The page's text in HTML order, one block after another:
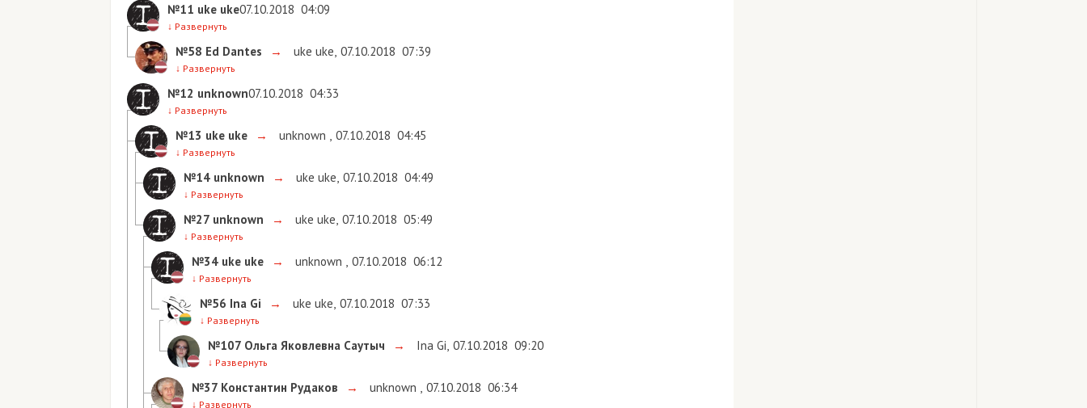
№11 uke uke07.10.2018 04:09
↓ Развернуть
№58 Ed Dantes → uke uke, 07.10.2018 07:39
↓ Развернуть
№12 unknown07.10.2018 04:33
↓ Развернуть
№13 uke uke → unknown , 07.10.2018 04:45
↓ Развернуть
№14 unknown → uke uke, 07.10.2018 04:49
↓ Развернуть
№27 unknown → uke uke, 07.10.2018 05:49
↓ Развернуть
№34 uke uke → unknown , 07.10.2018 06:12
↓ Развернуть
№56 Ina Gi → uke uke, 07.10.2018 07:33
↓ Развернуть
№107 Ольга Яковлевна Саутыч → Ina Gi, 07.10.2018 09:20
↓ Развернуть
№37 Константин Рудаков → unknown , 07.10.2018 06:34
↓ Развернуть